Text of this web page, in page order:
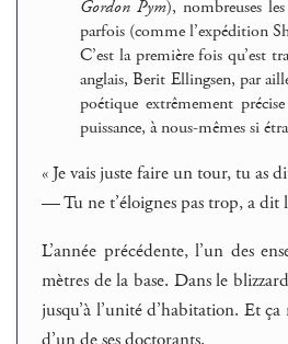
Gordon Pym), nombreuses
parfois (comme l’expédition
C’est la première fois qu’est
anglais, Berit Ellingsen, par
poétique extrêmement
puissance, à nous-mêmes si
« Je vais juste faire un tour, tu as
— Tu ne t’éloignes pas trop, a dit
L’année précédente, l’un des
mètres de la base. Dans le
jusqu’à l’unité d’habitation. Et